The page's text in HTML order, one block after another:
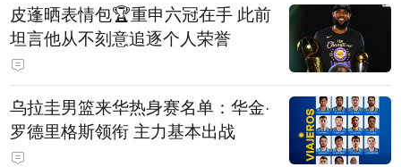
皮蓬晒表情包🏆重申六冠在手 此前
坦言他从不刻意追逐个人荣誉
乌拉圭男篮来华热身赛名单：华金·
罗德里格斯领衔 主力基本出战